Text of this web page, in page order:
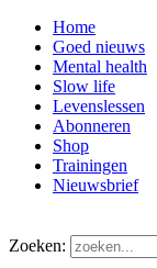
Home
Goed nieuws
Mental health
Slow life
Levenslessen
Abonneren
Shop
Trainingen
Nieuwsbrief
Zoeken: